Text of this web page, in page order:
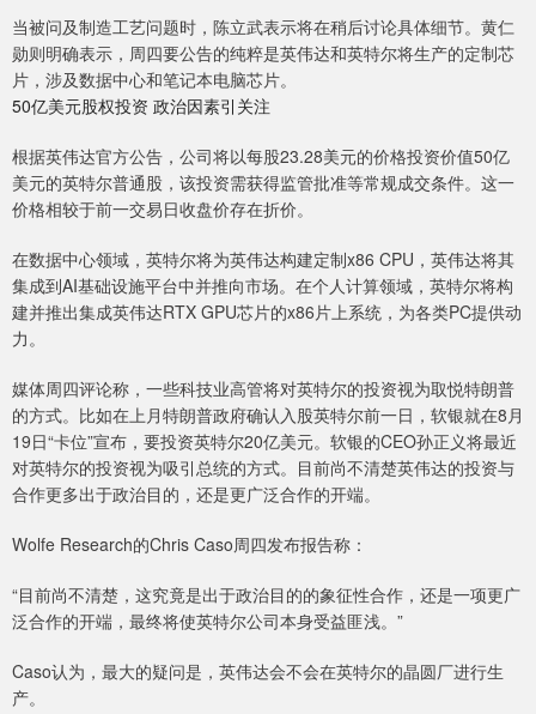
当被问及制造工艺问题时，陈立武表示将在稍后讨论具体细节。黄仁
勋则明确表示，周四要公告的纯粹是英伟达和英特尔将生产的定制芯
片，涉及数据中心和笔记本电脑芯片。
50亿美元股权投资 政治因素引关注
根据英伟达官方公告，公司将以每股23.28美元的价格投资价值50亿
美元的英特尔普通股，该投资需获得监管批准等常规成交条件。这一
价格相较于前一交易日收盘价存在折价。
在数据中心领域，英特尔将为英伟达构建定制x86 CPU，英伟达将其
集成到AI基础设施平台中并推向市场。在个人计算领域，英特尔将构
建并推出集成英伟达RTX GPU芯片的x86片上系统，为各类PC提供动
力。
媒体周四评论称，一些科技业高管将对英特尔的投资视为取悦特朗普
的方式。比如在上月特朗普政府确认入股英特尔前一日，软银就在8月
19日“卡位”宣布，要投资英特尔20亿美元。软银的CEO孙正义将最近
对英特尔的投资视为吸引总统的方式。目前尚不清楚英伟达的投资与
合作更多出于政治目的，还是更广泛合作的开端。
Wolfe Research的Chris Caso周四发布报告称：
“目前尚不清楚，这究竟是出于政治目的的象征性合作，还是一项更广
泛合作的开端，最终将使英特尔公司本身受益匪浅。”
Caso认为，最大的疑问是，英伟达会不会在英特尔的晶圆厂进行生
产。